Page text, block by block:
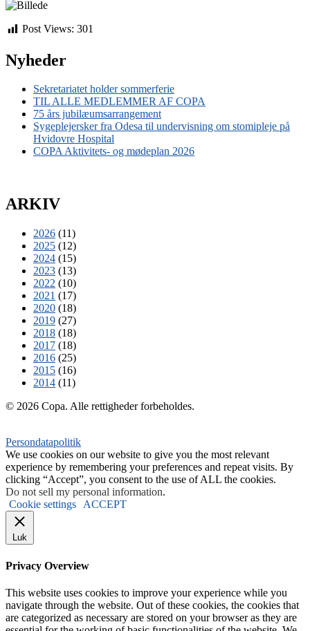
Post Views: 301
Nyheder
Sekretariatet holder sommerferie
TIL ALLE MEDLEMMER AF COPA
75 års jubilæumsarrangement
Sygeplejersker fra Odesa til undervisning om stomipleje på
Hvidovre Hospital
COPA Aktivitets- og mødeplan 2026
ARKIV
2026 (11)
2025 (12)
2024 (15)
2023 (13)
2022 (10)
2021 (17)
2020 (18)
2019 (27)
2018 (18)
2017 (18)
2016 (25)
2015 (16)
2014 (11)
© 2026 Copa. Alle rettigheder forbeholdes.
Persondatapolitik
We use cookies on our website to give you the most relevant
experience by remembering your preferences and repeat visits. By
clicking “Accept”, you consent to the use of ALL the cookies.
Do not sell my personal information.
Cookie settings
ACCEPT
Luk
Privacy Overview
This website uses cookies to improve your experience while you
navigate through the website. Out of these cookies, the cookies that
are categorized as necessary are stored on your browser as they are